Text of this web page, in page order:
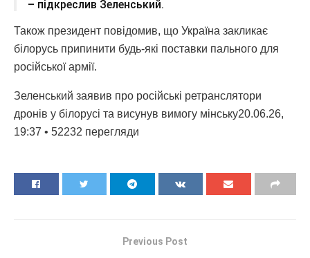
– підкреслив Зеленський.
Також президент повідомив, що Україна закликає
білорусь припинити будь-які поставки пального для
російської армії.
Зеленський заявив про російські ретранслятори
дронів у білорусі та висунув вимогу мінську20.06.26,
19:37 • 52232 перегляди
Previous Post